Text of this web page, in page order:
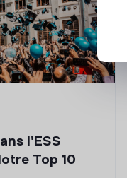
l'ESS
Top 10